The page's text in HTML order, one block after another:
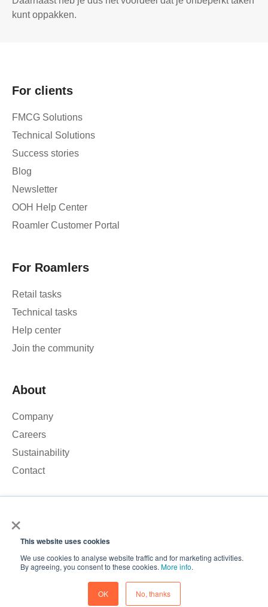
×
This website uses cookies
We use cookies to analyse website traffic and for marketing activities.
By agreeing, you consent to these cookies. More info.
OK No, thanks
Accept
Decline
Cookie preferences
kunt oppakken.
For clients
FMCG Solutions
Technical Solutions
Success stories
Blog
Newsletter
OOH Help Center
Roamler Customer Portal
For Roamlers
Retail tasks
Technical tasks
Help center
Join the community
About
Company
Careers
Sustainability
Contact
© 2026 – Roamler B.V.
policy
ISO 45001 ISO 27001